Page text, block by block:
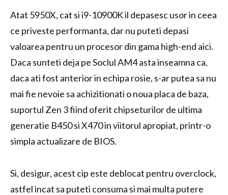
Atat 5950X, cat si i9-10900K il depasesc usor in ceea
ce priveste performanta, dar nu puteti depasi
valoarea pentru un procesor din gama high-end aici.
Daca sunteti deja pe Soclul AM4 asta inseamna ca,
daca ati fost anterior in echipa rosie, s-ar putea sa nu
mai fie nevoie sa achizitionati o noua placa de baza,
suportul Zen 3 fiind oferit chipseturilor de ultima
generatie B450 si X470 in viitorul apropiat, printr-o
simpla actualizare de BIOS.
Si, desigur, acest cip este deblocat pentru overclock,
astfel incat sa puteti consuma si mai multa putere